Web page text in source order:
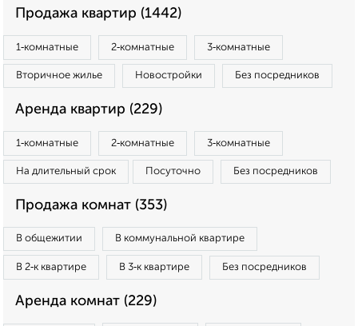
Продажа квартир (1442)
1‑комнатные 2‑комнатные 3‑комнатные
Вторичное жилье Новостройки Без посредников
Аренда квартир (229)
1‑комнатные 2‑комнатные 3‑комнатные
На длительный срок Посуточно Без посредников
Продажа комнат (353)
В общежитии В коммунальной квартире
В 2‑к квартире В 3‑к квартире Без посредников
Аренда комнат (229)